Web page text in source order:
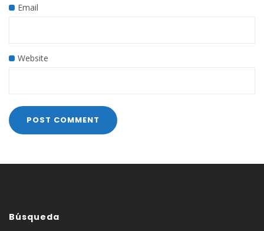
Email
Website
Búsqueda